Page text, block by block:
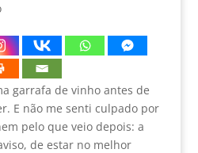
garrafa de vinho antes de
E não me senti culpado por
pelo que veio depois: a
de estar no melhor